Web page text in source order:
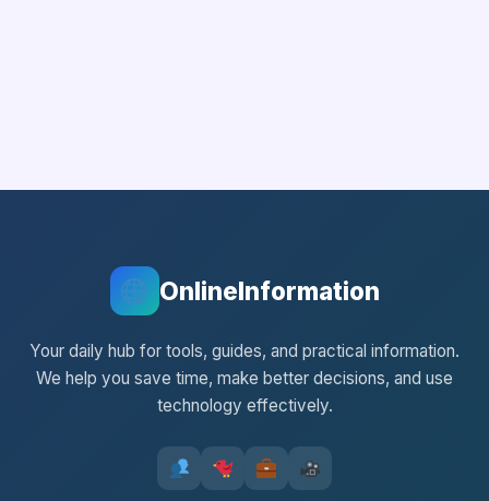
OnlineInformation
Your daily hub for tools, guides, and practical information.
We help you save time, make better decisions, and use
technology effectively.